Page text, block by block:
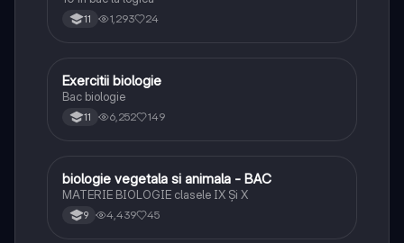
11 1,293 24
Biologie
Exercitii biologie
Bac biologie
11 6,252 149
Biologie
biologie vegetala si animala - BAC
MATERIE BIOLOGIE clasele IX Şi X
9 4,439 45